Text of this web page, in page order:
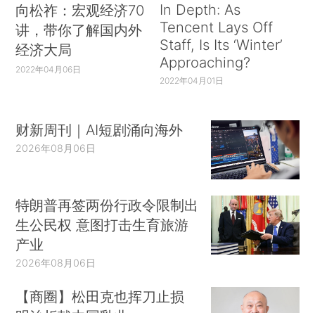
向松祚：宏观经济70
讲，带你了解国内外
经济大局
2022年04月06日
In Depth: As
Tencent Lays Off
Staff, Is Its ‘Winter’
Approaching?
2022年04月01日
财新周刊｜AI短剧涌向海外
2026年08月06日
特朗普再签两份行政令限制出
生公民权 意图打击生育旅游
产业
2026年08月06日
【商圈】松田克也挥刀止损